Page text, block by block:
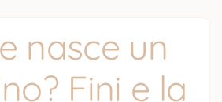
nasce un
Fini e la